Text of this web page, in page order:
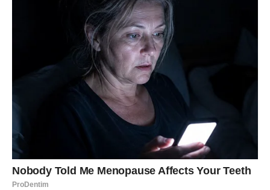
Sav trud i odricanje sada konačno dolaze na naplatu.
Vrijeme velikog obilja i nagrade
Pred vama su veoma uspješni dani.